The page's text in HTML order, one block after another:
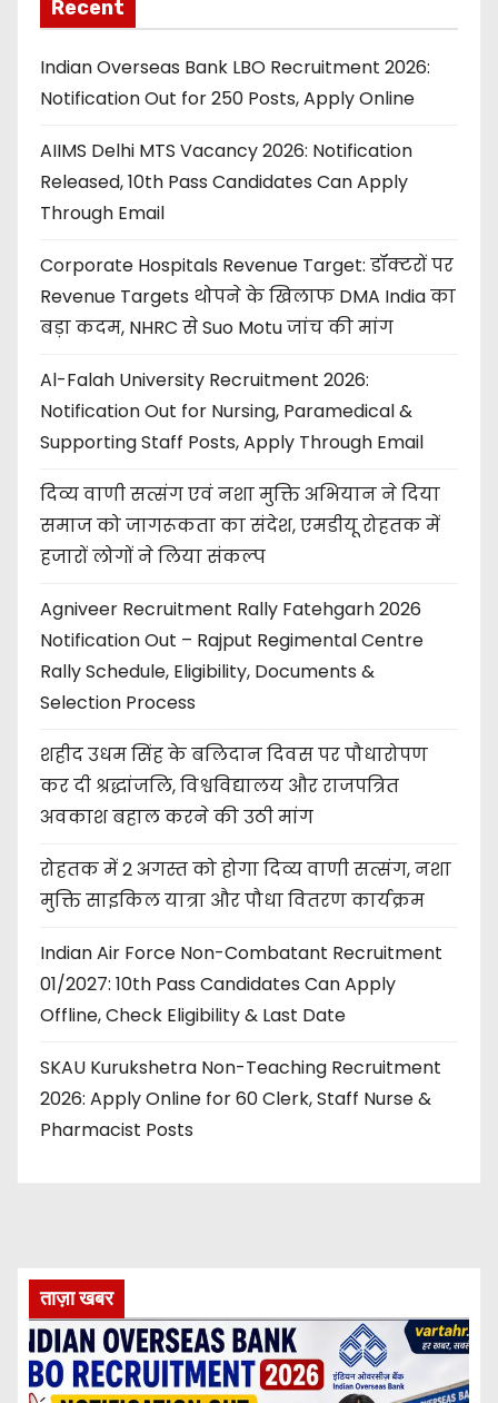
Recent
Indian Overseas Bank LBO Recruitment 2026:
Notification Out for 250 Posts, Apply Online
AIIMS Delhi MTS Vacancy 2026: Notification
Released, 10th Pass Candidates Can Apply
Through Email
Corporate Hospitals Revenue Target: डॉक्टरों पर
Revenue Targets थोपने के खिलाफ DMA India का
बड़ा कदम, NHRC से Suo Motu जांच की मांग
Al-Falah University Recruitment 2026:
Notification Out for Nursing, Paramedical &
Supporting Staff Posts, Apply Through Email
दिव्य वाणी सत्संग एवं नशा मुक्ति अभियान ने दिया
समाज को जागरूकता का संदेश, एमडीयू रोहतक में
हजारों लोगों ने लिया संकल्प
Agniveer Recruitment Rally Fatehgarh 2026
Notification Out – Rajput Regimental Centre
Rally Schedule, Eligibility, Documents &
Selection Process
शहीद उधम सिंह के बलिदान दिवस पर पौधारोपण
कर दी श्रद्धांजलि, विश्वविद्यालय और राजपत्रित
अवकाश बहाल करने की उठी मांग
रोहतक में 2 अगस्त को होगा दिव्य वाणी सत्संग, नशा
मुक्ति साइकिल यात्रा और पौधा वितरण कार्यक्रम
Indian Air Force Non-Combatant Recruitment
01/2027: 10th Pass Candidates Can Apply
Offline, Check Eligibility & Last Date
SKAU Kurukshetra Non-Teaching Recruitment
2026: Apply Online for 60 Clerk, Staff Nurse &
Pharmacist Posts
ताज़ा खबर